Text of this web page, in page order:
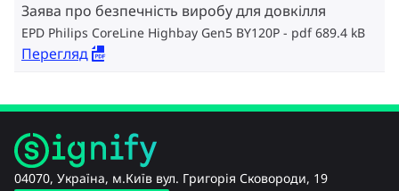
Заява про безпечність виробу для довкілля
EPD Philips CoreLine Highbay Gen5 BY120P pdf 689.4 kB
Перегляд
04070, Україна, м.Київ вул. Григорія Сковороди, 19